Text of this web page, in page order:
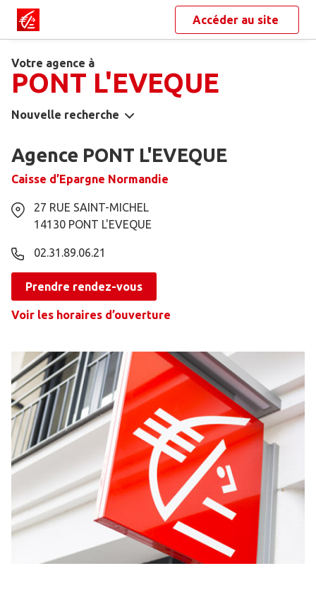
Accéder au site
Votre agence à
PONT L'EVEQUE
Nouvelle recherche
Agence PONT L'EVEQUE
Caisse d’Epargne Normandie
27 RUE SAINT-MICHEL
14130 PONT L'EVEQUE
02.31.89.06.21
Prendre rendez-vous
Voir les horaires d’ouverture